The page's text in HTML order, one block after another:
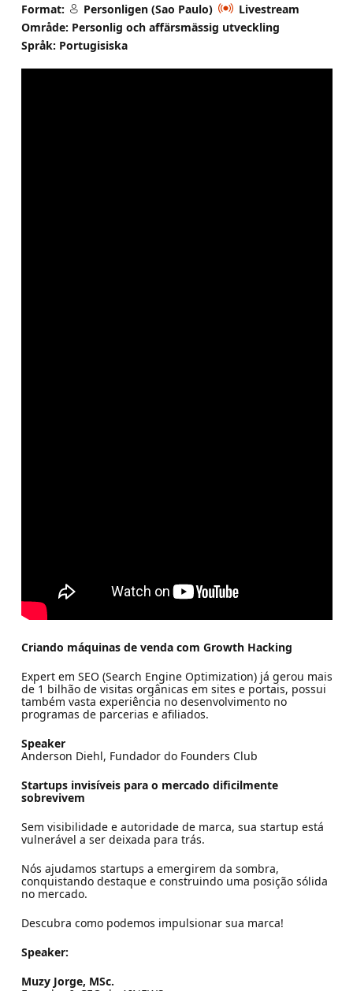
Format: Personligen (Sao Paulo)
Livestream
Område: Personlig och affärsmässig utveckling
Språk: Portugisiska
Criando máquinas de venda com Growth Hacking
Expert em SEO (Search Engine Optimization) já gerou mais
de 1 bilhão de visitas orgânicas em sites e portais, possui
também vasta experiência no desenvolvimento no
programas de parcerias e afiliados.
Speaker
Anderson Diehl, Fundador do Founders Club
Startups invisíveis para o mercado dificilmente
sobrevivem
Sem visibilidade e autoridade de marca, sua startup está
vulnerável a ser deixada para trás.
Nós ajudamos startups a emergirem da sombra,
conquistando destaque e construindo uma posição sólida
no mercado.
Descubra como podemos impulsionar sua marca!
Speaker:
Muzy Jorge, MSc.